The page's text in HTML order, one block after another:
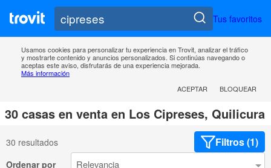
Tus favoritos
Usamos cookies para personalizar tu experiencia en Trovit, analizar el tráfico
y mostrarte contenido y anuncios personalizados. Si continúas navegando o
aceptas este aviso, disfrutarás de una experiencia mejorada.
Más información
ACEPTAR
BLOQUEAR
30 casas en venta en Los Cipreses, Quilicura
30 resultados Filtros (1)
Ordenar por